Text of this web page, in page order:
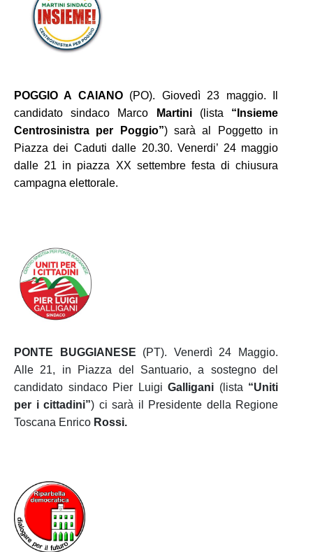
POGGIO A CAIANO(PO). Giovedì 23 maggio. Il
candidato sindaco Marco
Martini(lista “Insieme
Centrosinistra per Poggio”) sarà al Poggetto in
Piazza dei Caduti dalle 20.30. Venerdi’ 24 maggio
dalle 21 in piazza XX settembre festa di chiusura
campagna elettorale.
PONTE BUGGIANESE (PT). Venerdì 24 Maggio.
Alle 21, in Piazza del Santuario, a sostegno del
candidato sindaco Pier Luigi Galligani (lista “Uniti
per i cittadini”) ci sarà il Presidente della Regione
Toscana Enrico Rossi.